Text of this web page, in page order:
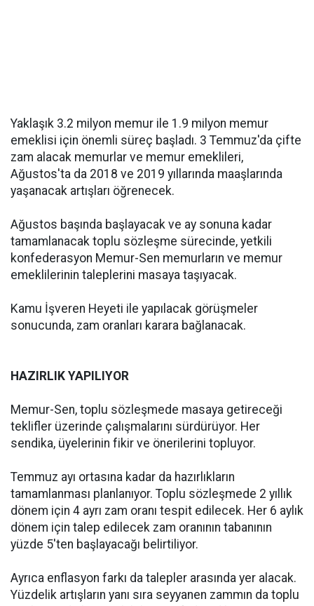
Yaklaşık 3.2 milyon memur ile 1.9 milyon memur
emeklisi için önemli süreç başladı. 3 Temmuz'da çifte
zam alacak memurlar ve memur emeklileri,
Ağustos'ta da 2018 ve 2019 yıllarında maaşlarında
yaşanacak artışları öğrenecek.
Ağustos başında başlayacak ve ay sonuna kadar
tamamlanacak toplu sözleşme sürecinde, yetkili
konfederasyon Memur-Sen memurların ve memur
emeklilerinin taleplerini masaya taşıyacak.
Kamu İşveren Heyeti ile yapılacak görüşmeler
sonucunda, zam oranları karara bağlanacak.
HAZIRLIK YAPILIYOR
Memur-Sen, toplu sözleşmede masaya getireceği
teklifler üzerinde çalışmalarını sürdürüyor. Her
sendika, üyelerinin fikir ve önerilerini topluyor.
Temmuz ayı ortasına kadar da hazırlıkların
tamamlanması planlanıyor. Toplu sözleşmede 2 yıllık
dönem için 4 ayrı zam oranı tespit edilecek. Her 6 aylık
dönem için talep edilecek zam oranının tabanının
yüzde 5'ten başlayacağı belirtiliyor.
Ayrıca enflasyon farkı da talepler arasında yer alacak.
Yüzdelik artışların yanı sıra seyyanen zammın da toplu